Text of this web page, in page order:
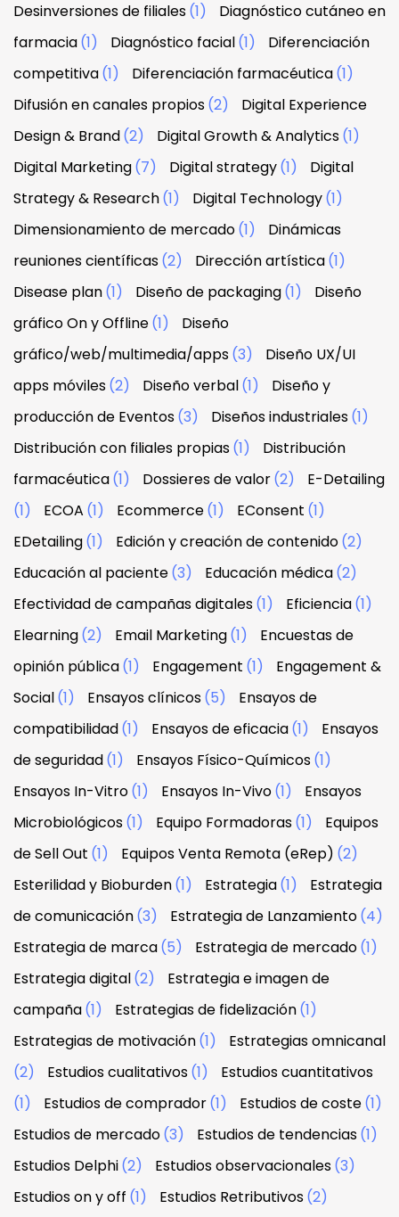
Desinversiones de filiales(1)
Diagnóstico cutáneo en
farmacia(1) Diagnóstico facial(1)
Diferenciación
competitiva(1) Diferenciación farmacéutica(1)
Difusión en canales propios(2)
Digital Experience
Design & Brand(2) Digital Growth & Analytics(1)
Digital Marketing(7) Digital strategy(1)
Digital
Strategy & Research(1) Digital Technology(1)
Dimensionamiento de mercado(1)
Dinámicas
reuniones científicas(2) Dirección artística(1)
Disease plan(1) Diseño de packaging(1)
Diseño
gráfico On y Offline(1)
Diseño
gráfico/web/multimedia/apps(3)
Diseño UX/UI
apps móviles(2) Diseño verbal(1)
Diseño y
producción de Eventos(3) Diseños industriales(1)
Distribución con filiales propias(1)
Distribución
farmacéutica(1) Dossieres de valor(2)
E-Detailing
(1)
ECOA (1) Ecommerce(1) EConsent (1)
EDetailing(1) Edición y creación de contenido(2)
Educación al paciente(3) Educación médica(2)
Efectividad de campañas digitales(1) Eficiencia(1)
Elearning(2) Email Marketing(1)
Encuestas de
opinión pública(1) Engagement (1)
Engagement &
Social(1) Ensayos clínicos(5)
Ensayos de
compatibilidad(1) Ensayos de eficacia(1)
Ensayos
de seguridad(1) Ensayos Físico-Químicos(1)
Ensayos In-Vitro(1) Ensayos In-Vivo(1)
Ensayos
Microbiológicos(1) Equipo Formadoras(1)
Equipos
de Sell Out (1) Equipos Venta Remota (eRep) (2)
Esterilidad y Bioburden(1) Estrategia(1)
Estrategia
de comunicación(3) Estrategia de Lanzamiento(4)
Estrategia de marca(5) Estrategia de mercado(1)
Estrategia digital(2)
Estrategia e imagen de
campaña(1) Estrategias de fidelización(1)
Estrategias de motivación(1)
Estrategias omnicanal
(2)
Estudios cualitativos(1)
Estudios cuantitativos
(1)
Estudios de comprador(1) Estudios de coste(1)
Estudios de mercado(3) Estudios de tendencias(1)
Estudios Delphi(2) Estudios observacionales(3)
Estudios on y off (1) Estudios Retributivos(2)